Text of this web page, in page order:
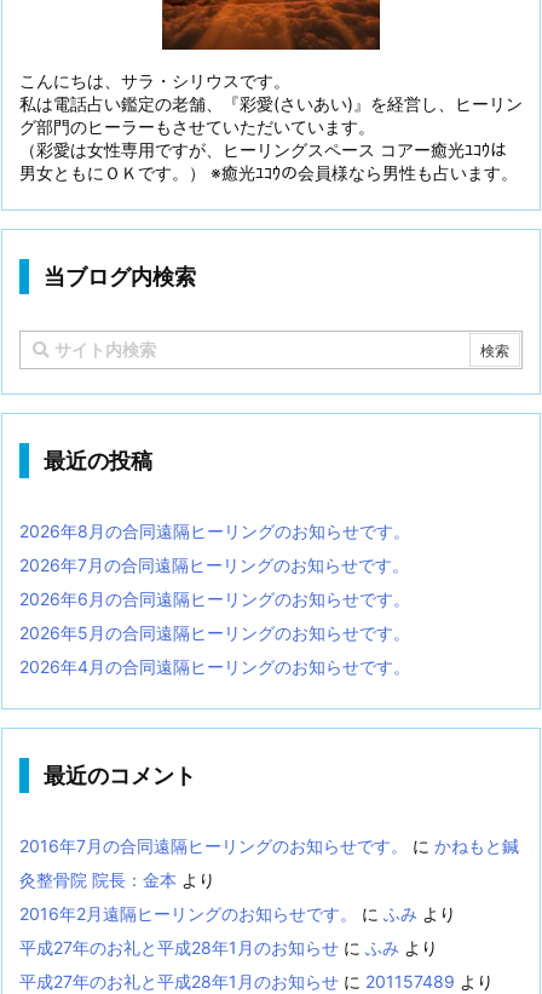
こんにちは、サラ・シリウスです。
私は電話占い鑑定の老舗、『彩愛(さいあい)』を経営し、ヒーリン
グ部門のヒーラーもさせていただいています。
（彩愛は女性専用ですが、ヒーリングスペース コアー癒光ﾕｺｳは
男女ともにＯＫです。） ※癒光ﾕｺｳの会員様なら男性も占います。
当ブログ内検索
最近の投稿
2026年8月の合同遠隔ヒーリングのお知らせです。
2026年7月の合同遠隔ヒーリングのお知らせです。
2026年6月の合同遠隔ヒーリングのお知らせです。
2026年5月の合同遠隔ヒーリングのお知らせです。
2026年4月の合同遠隔ヒーリングのお知らせです。
最近のコメント
2016年7月の合同遠隔ヒーリングのお知らせです。 に かねもと鍼
灸整骨院 院長：金本 より
2016年2月遠隔ヒーリングのお知らせです。
に ふみ より
平成27年のお礼と平成28年1月のお知らせ に ふみ より
平成27年のお礼と平成28年1月のお知らせ に 201157489 より